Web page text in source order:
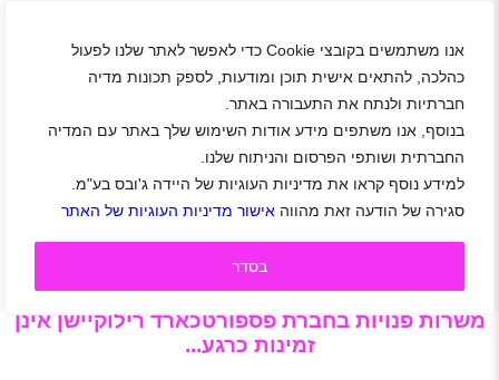
אנו משתמשים בקובצי Cookie כדי לאפשר לאתר שלנו לפעול
כהלכה, להתאים אישית תוכן ומודעות, לספק תכונות מדיה
חברתיות ולנתח את התעבורה באתר.
בנוסף, אנו משתפים מידע אודות השימוש שלך באתר עם המדיה
החברתית ושותפי הפרסום והניתוח שלנו.
למידע נוסף קראו את מדיניות העוגיות של היידה ג'ובס בע"מ.
סגירה של הודעה זאת מהווה אישור מדיניות העוגיות של האתר
בסדר
בריאות, הפועלת בשיטה מהפכנית של תשלום בזמן אמת, ללא
צורך בתשלום השתתפות עצמית במקרה של הוצאות רפואיות
פספורטכארד מציעה פתרונות ביטוחיים מותאמים אישית, תוך
התמקדות בצרכים של מטיילים ושל אנשים השוהים מחוץ לגבולות
ישראל.
מעוניינים לעבוד פספורטכארד רילוקיישן? צפו במשרות,
הירשמו לאתר היידה ושלחו מועמדות בלחיצת כפתור. קל
למצוא עבודה!!!
משרות פנויות בחברת פספורטכארד רילוקיישן אינן
זמינות כרגע...